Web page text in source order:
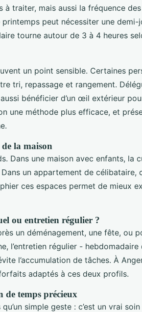
à traiter, mais aussi la fréquence
peut nécessiter une demi-
tourne autour de 3 à 4 heures
un point sensible. Certaines
tri, repassage et rangement.
bénéficier d’un œil extérieur
une méthode plus efficace, et
la maison
Dans une maison avec enfants, la
un appartement de célibataire,
ces espaces permet de mieux
ou entretien régulier ?
un déménagement, une fête, ou
l’entretien régulier -
l’accumulation de tâches. À
adaptés à ces deux profils.
de temps précieux
simple geste : c’est un vrai